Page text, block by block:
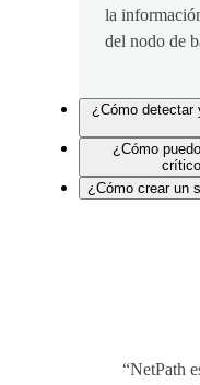
la
del nodo de
¿Cómo detectar
¿Cómo
¿Cómo crear un
“NetPath